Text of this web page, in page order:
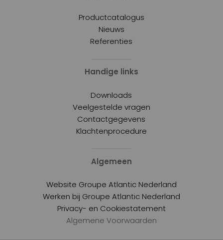
Productcatalogus
Nieuws
Referenties
Handige links
Downloads
Veelgestelde vragen
Contactgegevens
Klachtenprocedure
Algemeen
Website Groupe Atlantic Nederland
Werken bij Groupe Atlantic Nederland
Privacy- en Cookiestatement
Algemene Voorwaarden